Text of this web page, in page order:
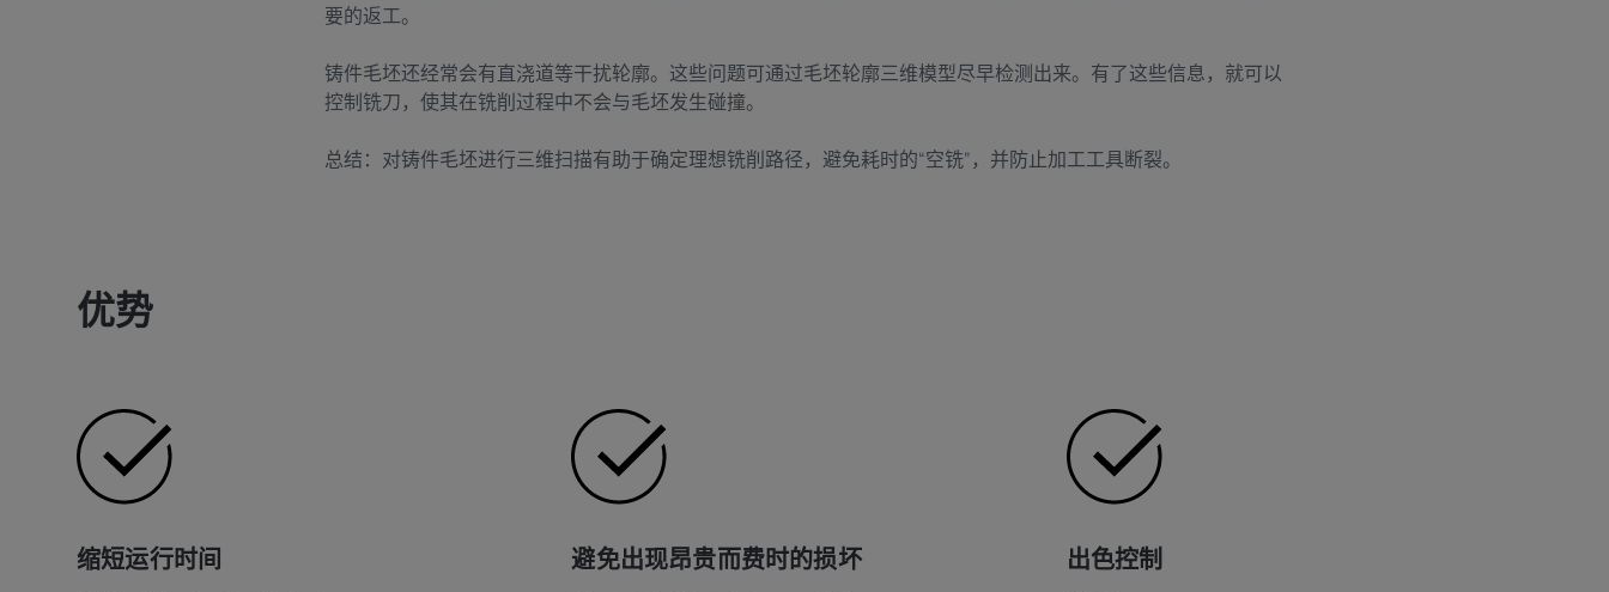
要的返工。
铸件毛坯还经常会有直浇道等干扰轮廓。这些问题可通过毛坯轮廓三维模型尽早检测出来。有了这些信息，就可以
控制铣刀，使其在铣削过程中不会与毛坯发生碰撞。
总结：对铸件毛坯进行三维扫描有助于确定理想铣削路径，避免耗时的“空铣”，并防止加工工具断裂。
优势
缩短运行时间 避免出现昂贵而费时的损坏 出色控制